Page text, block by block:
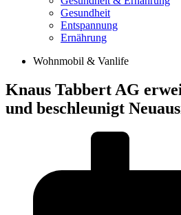
Gesundheit
Entspannung
Ernährung
Wohnmobil & Vanlife
Knaus Tabbert AG
und beschleunigt